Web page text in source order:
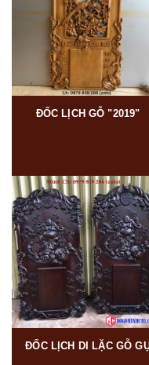
ĐỐC LỊCH GỖ "2019"
ĐỐC LỊCH DI LẶC GỖ